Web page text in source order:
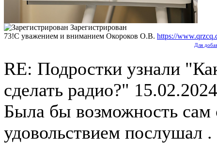
Зарегистрирован
73!С уважением и вниманием Окороков О.В. https://
Для
RE: Подростки узнали
сделать радио?"
Была бы возможность сам
удовольствием послушал .